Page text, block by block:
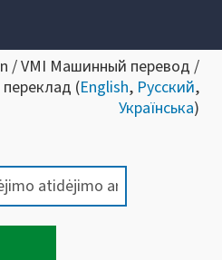
/ VMI Машинный перевод /
(English, Русский,
Українська)